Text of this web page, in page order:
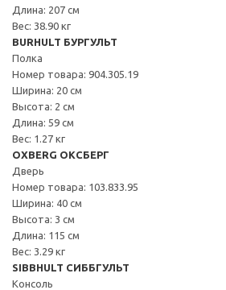
Длина: 207 см
Вес: 38.90 кг
BURHULT БУРГУЛЬТ
Полка
Номер товара: 904.305.19
Ширина: 20 см
Высота: 2 см
Длина: 59 см
Вес: 1.27 кг
OXBERG ОКСБЕРГ
Дверь
Номер товара: 103.833.95
Ширина: 40 см
Высота: 3 см
Длина: 115 см
Вес: 3.29 кг
SIBBHULT СИББГУЛЬТ
Консоль